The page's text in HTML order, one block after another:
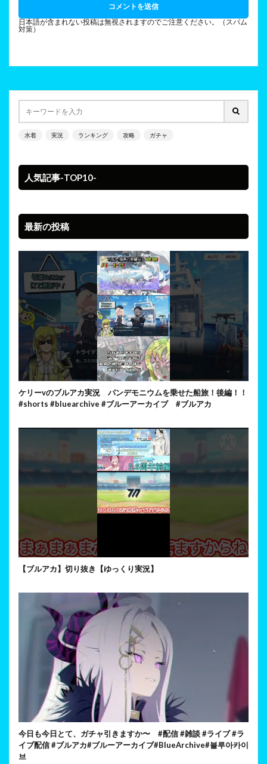
日本語が含まれない投稿は無視されますのでご注意ください。（スパム
対策）
水着 実況 ランキング 攻略 ガチャ
人気記事-TOP10-
最新の投稿
ケリーvのブルアカ実況 パンデモニウムを乗せた船旅！後編！！
#shorts #bluearchive #ブルーアーカイブ #ブルアカ
【ブルアカ】切り抜き【ゆっくり実況】
今日も今日とて、ガチャ引きますか〜 #配信 #雑談 #ライブ #ラ
イブ配信 #ブルアカ#ブルーアーカイブ#BlueArchive#블루아카이
브